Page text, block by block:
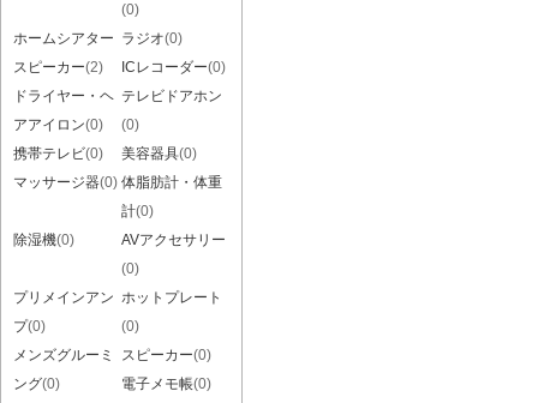
(0)
ホームシアター
スピーカー(2)
ラジオ(0)
ICレコーダー(0)
ドライヤー・ヘ
アアイロン(0)
テレビドアホン
(0)
携帯テレビ(0) 美容器具(0)
マッサージ器(0) 体脂肪計・体重
計(0)
除湿機(0)
AVアクセサリー
(0)
プリメインアン
プ(0)
ホットプレート
(0)
メンズグルーミ
ング(0)
スピーカー(0)
電子メモ帳(0)